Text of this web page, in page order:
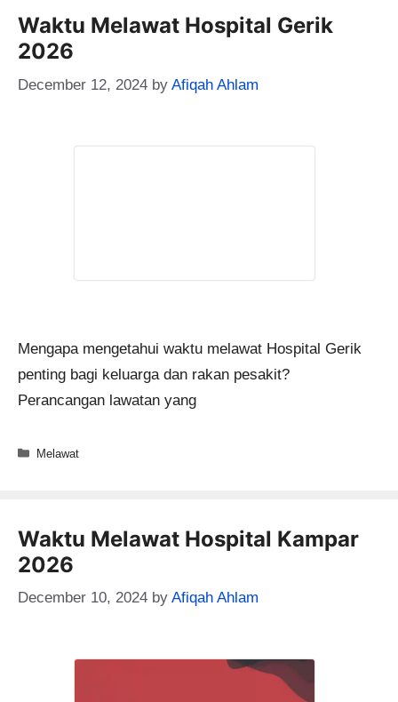
Waktu Melawat Hospital Gerik
2026
December 12, 2024 by Afiqah Ahlam
Mengapa mengetahui waktu melawat Hospital Gerik
penting bagi keluarga dan rakan pesakit?
Perancangan lawatan yang
Categories
Melawat
Waktu Melawat Hospital Kampar
2026
December 10, 2024 by Afiqah Ahlam